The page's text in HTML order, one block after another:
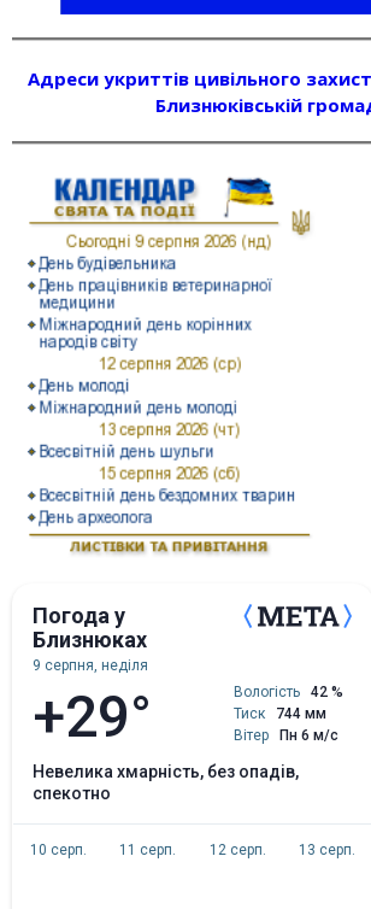
Адреси укриттів цивільного
Близнюківській
Погода у
Близнюках
9 серпня, неділя
+29° Вологість
42 %
Тиск
744 мм
Вітер
Пн 6 м/с
невелика хмарність, без опадів,
спекотно
10 серп. 11 серп. 12 серп. 13 серп.